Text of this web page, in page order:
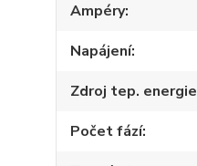
Ampéry
Napájení
Zdroj tep. energie
Počet fází